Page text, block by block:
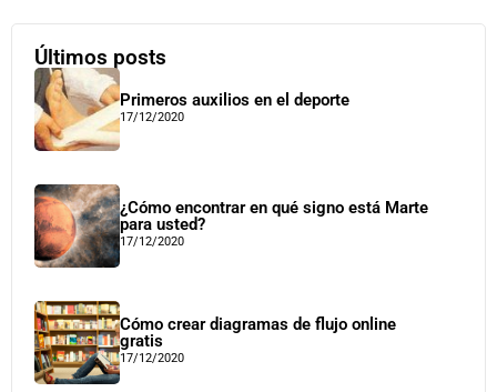
Últimos posts
Primeros auxilios en el deporte
17/12/2020
¿Cómo encontrar en qué signo está Marte
para usted?
17/12/2020
Cómo crear diagramas de flujo online
gratis
17/12/2020